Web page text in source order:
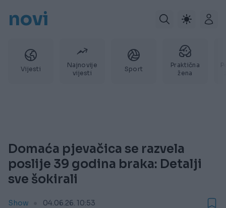
novi
Vijesti
Najnovije
vijesti
Sport
Praktična
žena
Domaća pjevačica se razvela
poslije 39 godina braka: Detalji
sve šokirali
Show 04.06.26. 10:53